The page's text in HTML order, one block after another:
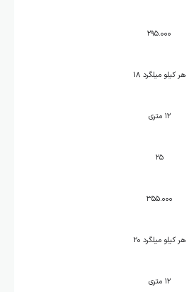
۲۹۵.۰۰۰
هر کیلو میلگرد ۱۸
۱۲ متری
۲۵
۳۵۵.۰۰۰
هر کیلو میلگرد ۲۰
۱۲ متری